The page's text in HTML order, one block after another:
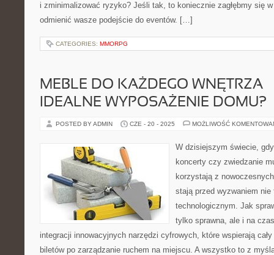
i zminimalizować ryzyko? Jeśli tak, to koniecznie zagłębmy się
odmienić wasze podejście do eventów. […]
CATEGORIES: MMORPG
MEBLE DO KAŻDEGO WNĘTRZA
IDEALNE WYPOSAŻENIE DOMU?
POSTED BY ADMIN CZE - 20 - 2025 MOŻLIWOŚĆ
W dzisiejszym świecie,
koncerty czy zwiedzanie
korzystają z
stają przed wyzwaniem
technologicznym. Jak
tylko sprawna, ale i na
integracji innowacyjnych narzędzi cyfrowych, które wspierają
biletów po zarządzanie ruchem na miejscu. A wszystko to z